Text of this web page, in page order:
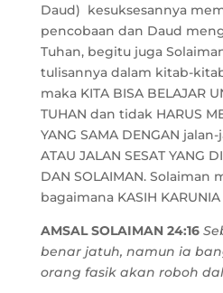
Daud) kesuksesannya
pencobaan dan Daud
Tuhan, begitu juga
tulisannya dalam kitab-
maka KITA BISA BELAJAR
TUHAN dan tidak HARUS
YANG SAMA DENGAN
ATAU JALAN SESAT YANG
DAN SOLAIMAN. Solaiman
bagaimana KASIH
AMSAL SOLAIMAN 24:16
benar jatuh, namun ia
orang fasik akan roboh